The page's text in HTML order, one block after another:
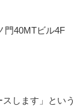
門40MTビル4F
します」という